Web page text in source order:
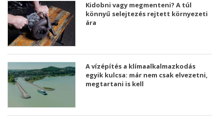
Kidobni vagy megmenteni? A túl
könnyű selejtezés rejtett környezeti
ára
A vízépítés a klímaalkalmazkodás
egyik kulcsa: már nem csak elvezetni,
megtartani is kell